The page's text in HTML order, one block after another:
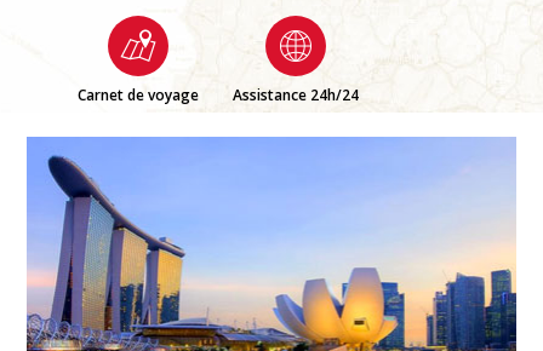
Carnet de voyage Assistance 24h/24